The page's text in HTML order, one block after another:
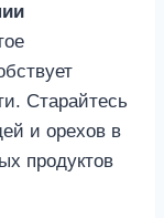
Старайтесь
и орехов в
продуктов